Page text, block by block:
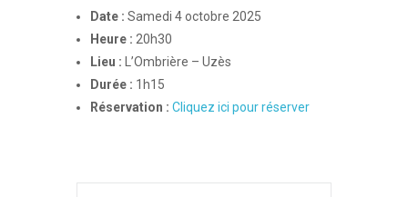
Date : Samedi 4 octobre 2025
Heure : 20h30
Lieu : L’Ombrière – Uzès
Durée : 1h15
Réservation : Cliquez ici pour réserver